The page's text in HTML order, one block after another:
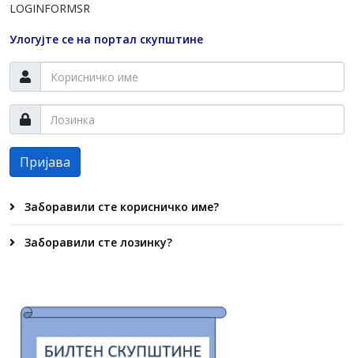
LOGINFORMSR
Улогујте се на портал скупштине
Пријава
Заборавили сте корисничко име?
Заборавили сте лозинку?